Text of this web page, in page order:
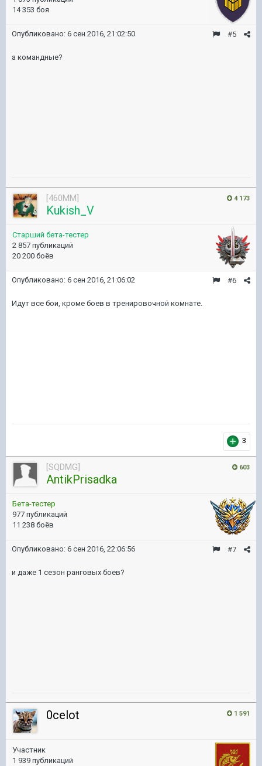
14 353 боя
#5
Опубликовано: 6 сен 2016, 21:02:50
а командные?
4 173
[460MM]
Kukish_V
Старший бета-тестер
2 857 публикаций
20 200 боёв
#6
Опубликовано: 6 сен 2016, 21:06:02
Идут все бои, кроме боев в тренировочной комнате.
3
603
[SQDMG]
AntikPrisadka
Бета-тестер
977 публикаций
11 238 боёв
#7
Опубликовано: 6 сен 2016, 22:06:56
и даже 1 сезон ранговых боев?
1 591
0celot
Участник
1 939 публикаций